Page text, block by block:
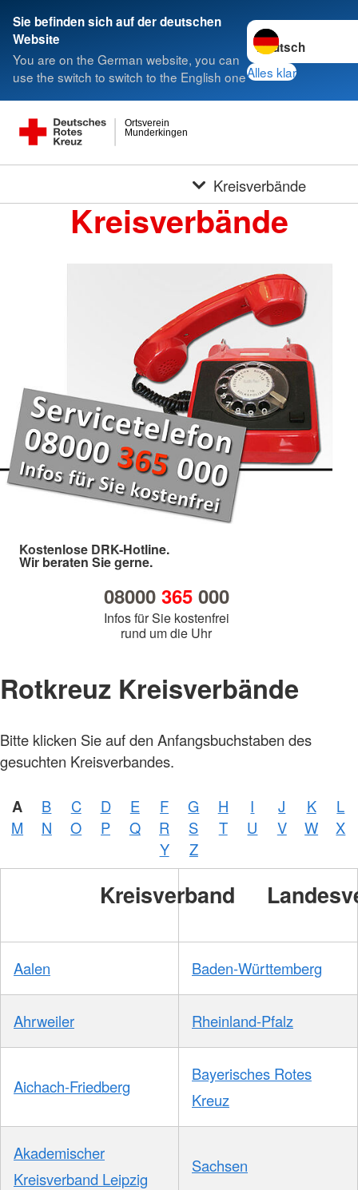
Sie befinden sich auf der deutschen
Website
You are on the German website, you can
use the switch to switch to the English one
Sprache wechseln
Alles klar
Munderkingen
Ortsverein
Kreisverbände
Kreisverbände
Kostenlose DRK-Hotline.
Wir beraten Sie gerne.
08000 365000
Infos für Sie kostenfrei
rund um die Uhr
Rotkreuz Kreisverbände
Bitte klicken Sie auf den Anfangsbuchstaben des
gesuchten Kreisverbandes.
A B C D E F G H I J K
L
M
N O P Q R S T U V W
X
Y
Z
Kreisverband
Aalen Baden-Württemberg
Ahrweiler Rheinland-Pfalz
Aichach-Friedberg
Bayerisches Rotes
Kreuz
Akademischer
Kreisverband Leipzig
Sachsen